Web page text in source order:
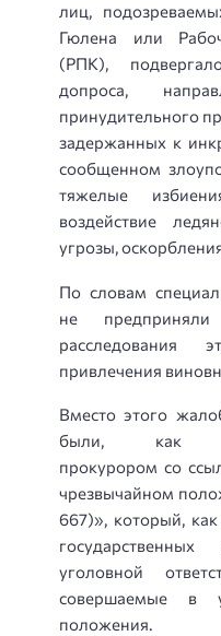
лиц,
Гюлена или
(РПК),
допроса,
принудительного
задержанных к
сообщенном
тяжелые
воздействие
угрозы,
По словам
не
расследования
привлечения
Вместо этого
были, как
прокурором со
чрезвычайном
667)», который,
уголовной
совершаемые в
положения.